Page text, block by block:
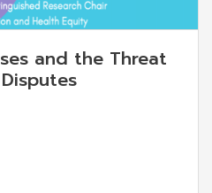
and the Threat